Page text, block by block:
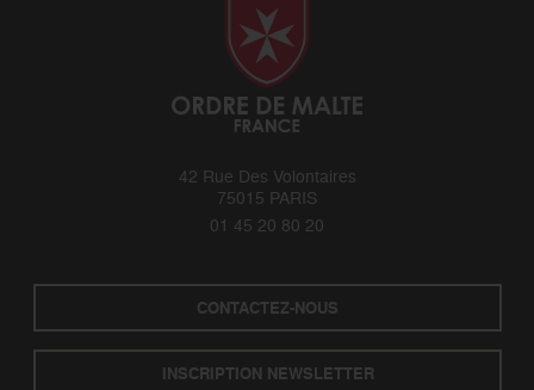
42 Rue Des Volontaires
75015 PARIS
01 45 20 80 20
CONTACTEZ-NOUS
INSCRIPTION NEWSLETTER